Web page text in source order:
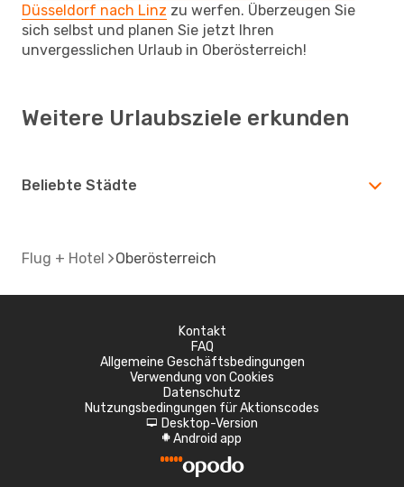
Düsseldorf nach Linz zu werfen. Überzeugen Sie
sich selbst und planen Sie jetzt Ihren
unvergesslichen Urlaub in Oberösterreich!
Weitere Urlaubsziele erkunden
Beliebte Städte
Flug + Hotel Oberösterreich
Kontakt
FAQ
Allgemeine Geschäftsbedingungen
Verwendung von Cookies
Datenschutz
Nutzungsbedingungen für Aktionscodes
d Desktop-Version
A Android app